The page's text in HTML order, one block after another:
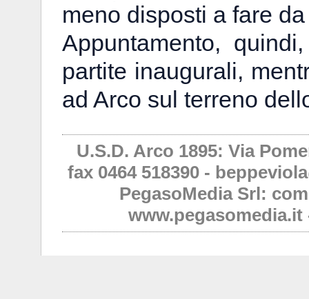
meno disposti a fare
Appuntamento,
partite inaugurali,
ad Arco sul terreno
U.S.D. Arco 1895: Via
fax 0464 518390 -
PegasoMedia Srl: